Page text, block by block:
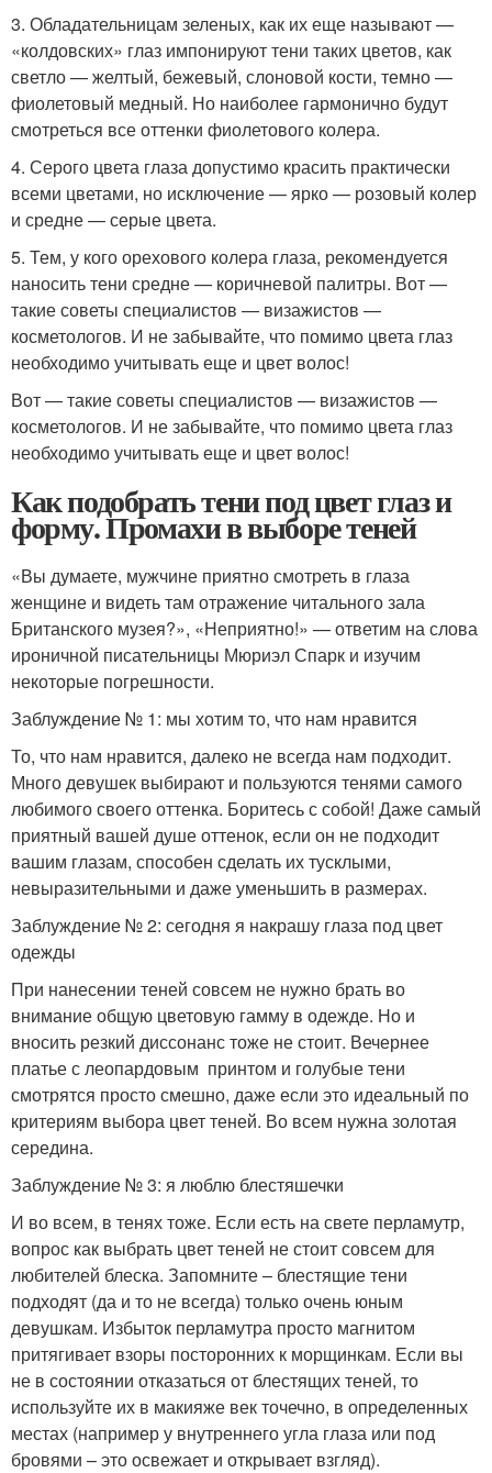
3. Обладательницам зеленых, как их еще называют —
«колдовских» глаз импонируют тени таких цветов, как
светло — желтый, бежевый, слоновой кости, темно —
фиолетовый медный. Но наиболее гармонично будут
смотреться все оттенки фиолетового колера.
4. Серого цвета глаза допустимо красить практически
всеми цветами, но исключение — ярко — розовый колер
и средне — серые цвета.
5. Тем, у кого орехового колера глаза, рекомендуется
наносить тени средне — коричневой палитры. Вот —
такие советы специалистов — визажистов —
косметологов. И не забывайте, что помимо цвета глаз
необходимо учитывать еще и цвет волос!
Вот — такие советы специалистов — визажистов —
косметологов. И не забывайте, что помимо цвета глаз
необходимо учитывать еще и цвет волос!
Как подобрать тени под цвет глаз и
форму. Промахи в выборе теней
«Вы думаете, мужчине приятно смотреть в глаза
женщине и видеть там отражение читального зала
Британского музея?», «Неприятно!» — ответим на слова
ироничной писательницы Мюриэл Спарк и изучим
некоторые погрешности.
Заблуждение № 1: мы хотим то, что нам нравится
То, что нам нравится, далеко не всегда нам подходит.
Много девушек выбирают и пользуются тенями самого
любимого своего оттенка. Боритесь с собой! Даже самый
приятный вашей душе оттенок, если он не подходит
вашим глазам, способен сделать их тусклыми,
невыразительными и даже уменьшить в размерах.
Заблуждение № 2: сегодня я накрашу глаза под цвет
одежды
При нанесении теней совсем не нужно брать во
внимание общую цветовую гамму в одежде. Но и
вносить резкий диссонанс тоже не стоит. Вечернее
платье с леопардовым принтом и голубые тени
смотрятся просто смешно, даже если это идеальный по
критериям выбора цвет теней. Во всем нужна золотая
середина.
Заблуждение № 3: я люблю блестяшечки
И во всем, в тенях тоже. Если есть на свете перламутр,
вопрос как выбрать цвет теней не стоит совсем для
любителей блеска. Запомните – блестящие тени
подходят (да и то не всегда) только очень юным
девушкам. Избыток перламутра просто магнитом
притягивает взоры посторонних к морщинкам. Если вы
не в состоянии отказаться от блестящих теней, то
используйте их в макияже век точечно, в определенных
местах (например у внутреннего угла глаза или под
бровями – это освежает и открывает взгляд).